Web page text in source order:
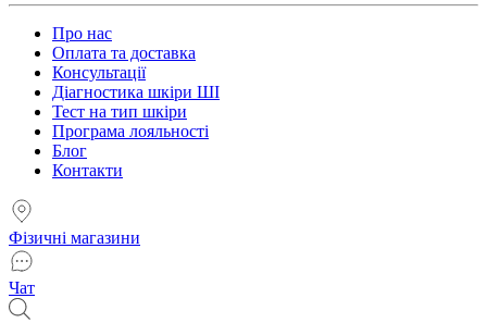
Про нас
Оплата та доставка
Консультації
Діагностика шкіри ШІ
Тест на тип шкіри
Програма лояльності
Блог
Контакти
Фізичні магазини
Чат